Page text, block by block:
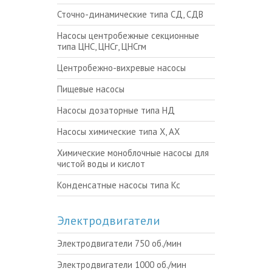
Сточно-динамические типа СД, СДВ
Насосы центробежные секционные
типа ЦНС, ЦНСг, ЦНСгм
Центробежно-вихревые насосы
Пищевые насосы
Насосы дозаторные типа НД
Насосы химические типа Х, АХ
Химические моноблочные насосы для
чистой воды и кислот
Конденсатные насосы типа Кс
Электродвигатели
Электродвигатели 750 об./мин
Электродвигатели 1000 об./мин